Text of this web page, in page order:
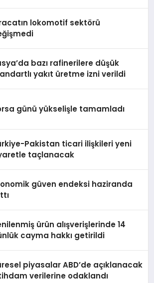
lokomotif sektörü
bazı rafinerilere düşük
yakıt üretme izni verildi
günü yükselişle tamamladı
Pakistan ticari ilişkileri yeni
taçlanacak
güven endeksi haziranda
ürün alışverişlerinde 14
cayma hakkı getirildi
piyasalar ABD’de açıklanacak
verilerine odaklandı